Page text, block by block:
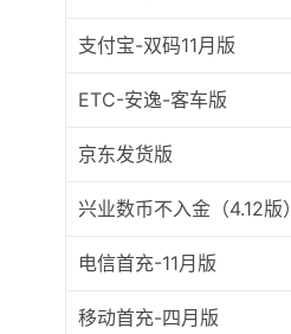
支付宝-双码11月版
ETC-安逸-客车版
京东发货版
兴业数币不入金（4.12版）
电信首充-11月版
移动首充-四月版